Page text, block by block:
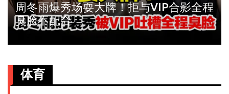
周冬雨爆秀场耍大牌！拒与VIP合影全程
臭脸不配合
体育